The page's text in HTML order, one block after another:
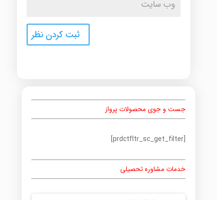
جست و جوی محصولات پرواز
[prdctfltr_sc_get_filter]
خدمات مشاوره تحصیلی